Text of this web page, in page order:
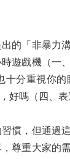
的「非暴力
遊戲機（一
分重視你
好嗎（四、表
慣，但通過
尊重大家的